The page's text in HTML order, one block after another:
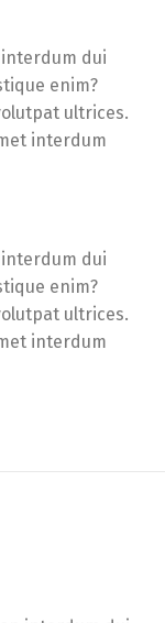
dui
enim?
ultrices.
interdum
dui
enim?
ultrices.
interdum